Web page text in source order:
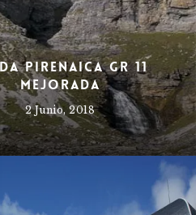
Pirenaica GR 11
mejorada
2 Junio, 2018